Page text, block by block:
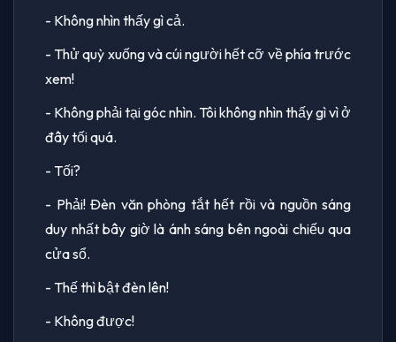
- Không nhìn thấy gì cả.
- Thử quỳ xuống và cúi người hết cỡ về phía trước
xem!
- Không phải tại góc nhìn. Tôi không nhìn thấy gì vì ở
đây tối quá.
- Tối?
- Phải! Đèn văn phòng tắt hết rồi và nguồn sáng
duy nhất bây giờ là ánh sáng bên ngoài chiếu qua
cửa sổ.
- Thế thì bật đèn lên!
- Không được!